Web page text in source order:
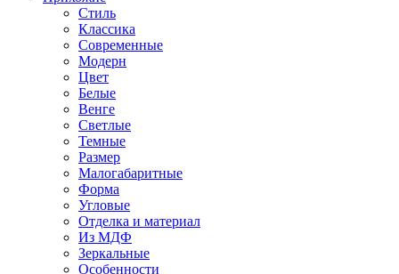
Стиль
Классика
Современные
Модерн
Цвет
Белые
Венге
Светлые
Темные
Размер
Малогабаритные
Форма
Угловые
Отделка и материал
Из МДФ
Зеркальные
Особенности